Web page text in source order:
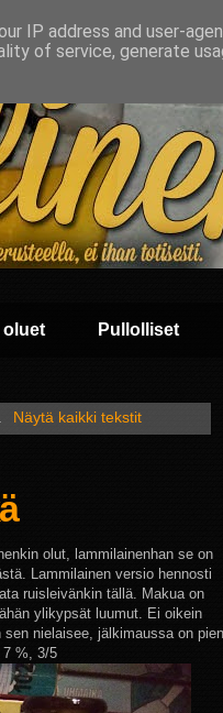
oluet Pullolliset
. Näytä kaikki tekstit
olut, lammilainenhan se on
Lammilainen versio hennosti
ruisleivänkin tällä. Makua on
ylikypsät luumut. Ei oikein
nielaisee, jälkimaussa on
7 %, 3/5
IP address and user-
of service, generate